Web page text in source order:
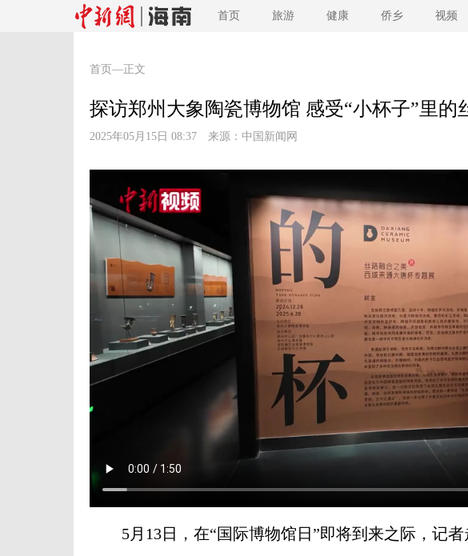
首页 旅游 健康 侨乡 视频
首页 —正文
探访郑州大象陶瓷博物馆 感受“小杯子”里的
2025年05月15日 08:37 来源： 中国新闻网
5月13日，在“国际博物馆日”即将到来之际，记者